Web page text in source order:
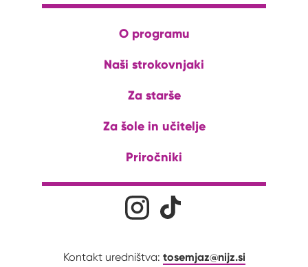
O programu
Naši strokovnjaki
Za starše
Za šole in učitelje
Priročniki
Družabna omrežjaNa naš Instagram profil
Kontakt uredništva: tosemjaz@nijz.si